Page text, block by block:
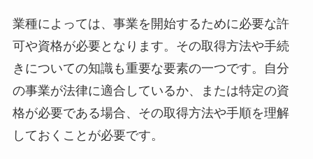
業種によっては、事業を開始するために必要な許
可や資格が必要となります。その取得方法や手続
きについての知識も重要な要素の一つです。自分
の事業が法律に適合しているか、または特定の資
格が必要である場合、その取得方法や手順を理解
しておくことが必要です。